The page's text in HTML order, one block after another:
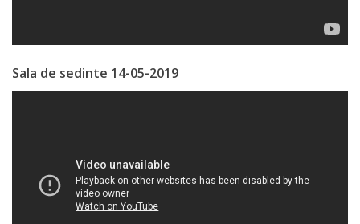
Atragere
a
de
Colectare
Sala de sedinte 14-05-2019